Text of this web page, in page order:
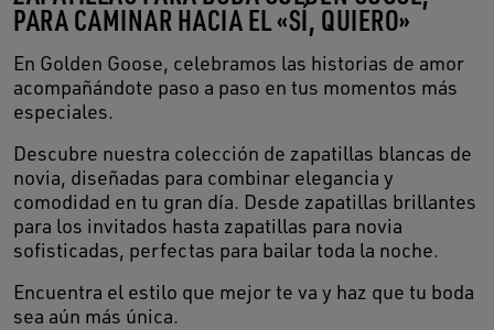
PARA CAMINAR HACIA EL «SÍ, QUIERO»
En Golden Goose, celebramos las historias de amor
acompañándote paso a paso en tus momentos más
especiales.
Descubre nuestra colección de zapatillas blancas de
novia, diseñadas para combinar elegancia y
comodidad en tu gran día. Desde zapatillas brillantes
para los invitados hasta zapatillas para novia
sofisticadas, perfectas para bailar toda la noche.
Encuentra el estilo que mejor te va y haz que tu boda
sea aún más única.